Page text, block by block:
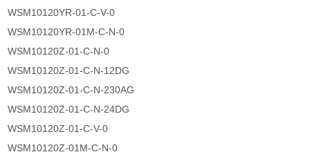
WSM10120YR-01-C-V-0
WSM10120YR-01M-C-N-0
WSM10120Z-01-C-N-0
WSM10120Z-01-C-N-12DG
WSM10120Z-01-C-N-230AG
WSM10120Z-01-C-N-24DG
WSM10120Z-01-C-V-0
WSM10120Z-01M-C-N-0